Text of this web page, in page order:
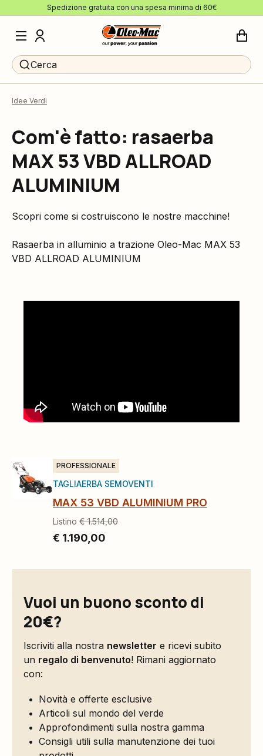
Spedizione gratuita con una spesa minima di 60€
Cerca
Idee Verdi
Com'è fatto: rasaerba
MAX 53 VBD ALLROAD
ALUMINIUM
Scopri come si costruiscono le nostre macchine!
Rasaerba in alluminio a trazione Oleo-Mac MAX 53
VBD ALLROAD ALUMINIUM
PROFESSIONALE
TAGLIAERBA SEMOVENTI
MAX 53 VBD ALUMINIUM PRO
Listino € 1.514,00
€ 1.190,00
Vuoi un buono sconto di
20€?
Iscriviti alla nostra newsletter e ricevi subito
un regalo di benvenuto! Rimani aggiornato
con:
Novità e offerte esclusive
Articoli sul mondo del verde
Approfondimenti sulla nostra gamma
Consigli utili sulla manutenzione dei tuoi